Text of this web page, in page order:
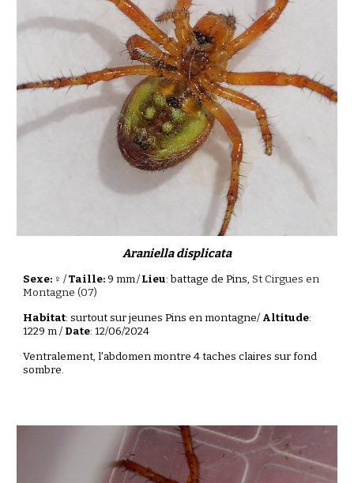
Araniella displicata
Sexe: ♀/Taille:9 mm/Lieu: battage de Pins,St Cirgues en
Montagne (07)
Habitat: surtout sur jeunes Pins en montagne/ Altitude:
1229 m / Date: 12/06/2024
Ventralement, l'abdomen montre 4 taches claires sur fond
sombre.